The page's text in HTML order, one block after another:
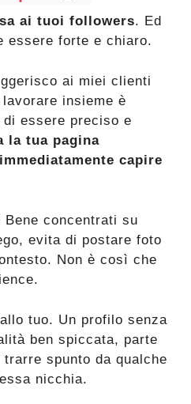
ai tuoi followers. Ed
essere forte e chiaro.
ai miei clienti
insieme è
essere preciso e
la tua pagina
capire
concentrati su
evita di postare foto
Non è così che
tuo. Un profilo senza
ben spiccata, parte
spunto da qualche
nicchia.